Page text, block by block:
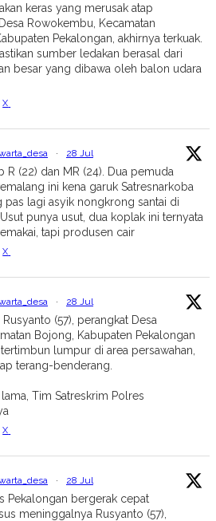
keras yang merusak atap
Rowokembu, Kecamatan
Pekalongan, akhirnya terkuak.
sumber ledakan berasal dari
besar yang dibawa oleh balon udara
X
· 28 Jul
R (22) dan MR (24). Dua pemuda
ini kena garuk Satresnarkoba
pas lagi asyik nongkrong santai di
punya usut, dua koplak ini ternyata
tapi produsen cair
X
· 28 Jul
(57), perangkat Desa
Bojong, Kabupaten Pekalongan
lumpur di area persawahan,
terang-benderang.
Tim Satreskrim Polres
X
· 28 Jul
Pekalongan bergerak cepat
meninggalnya Rusyanto (57),